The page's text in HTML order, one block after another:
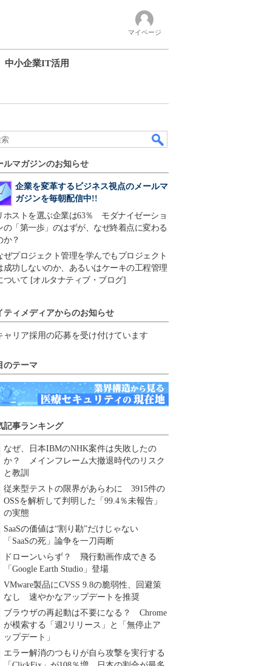
マイページ
中小企業IT活用
ルマガジンのお知らせ
企業を変革するビジネス視点のメールマ
ガジンを毎朝配信中!!
ホストを選ぶ企業は63％ モダナイゼーショ
の「第一歩」のはずが、なぜ終着点に変わる
か？
ぜプロジェクト管理を学んでもプロジェクト
成功しないのか、あるいはケーキの工程管理
ついて [オルタナティブ・ブログ]
ティメディアからのお知らせ
ャリア採用の応募を受け付けています
のテーマ
記事ランキング
なぜ、日本IBMのNHK案件は失敗したの
か？ メインフレーム大撤退時代のリスク
と教訓
従来型テストの限界があらわに 3915件の
OSSを解析して判明した「99.4％未報告」
の実態
SaaSの価値は“割り勘”だけじゃない
「SaaSの死」論争を一刀両断
ドローンいらず？ 飛行動画作成できる
「Google Earth Studio」登場
VMware製品にCVSS 9.8の脆弱性、回避策
なし 速やかなアップデートを推奨
ブラウザの再起動は不要になる？ Chrome
が模索する「週2リリース」と「無停止ア
ップデート」
エラー解消のつもりが自ら攻撃を実行する